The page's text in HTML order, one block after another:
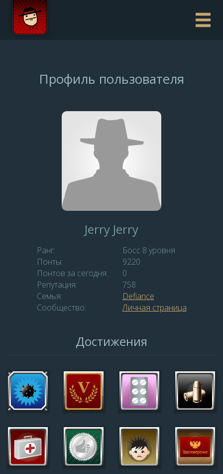
Профиль пользователя
Jerry Jerry
Ранг:
Босс 8 уровня
Понты:
9220
Понтов за сегодня:
0
Репутация:
758
Семья:
Defiance
Сообщество:
Личная страница
Достижения